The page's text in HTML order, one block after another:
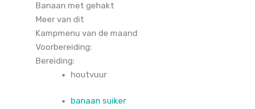
Banaan met gehakt
Meer van dit
Kampmenu van de maand
Voorbereiding:
Bereiding:
houtvuur
banaan suiker